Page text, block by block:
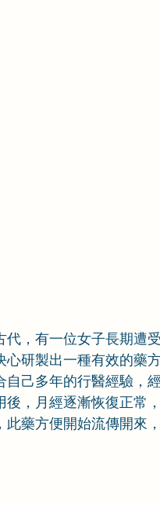
，有一位女子長期遭
研製出一種有效的藥
己多年的行醫經驗，
，月經逐漸恢復正常
藥方便開始流傳開來